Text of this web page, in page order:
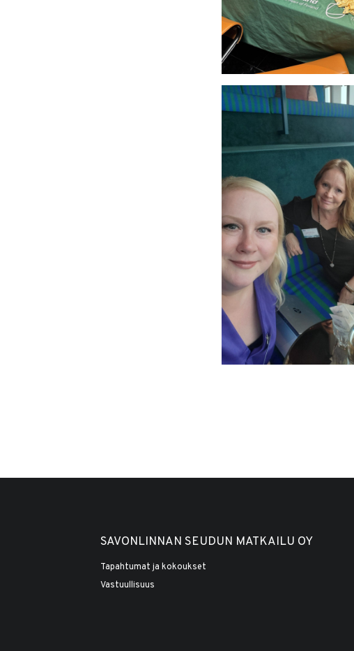
SAVONLINNAN SEUDUN MATKAILU OY
Tapahtumat ja kokoukset
Vastuullisuus